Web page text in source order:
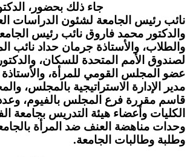
جاء ذلك بحضور، الدكتور
نائب رئيس الجامعة لشئون الدراسات
والدكتور محمد فاروق نائب رئيس
والطلاب، والأستاذة جرمان حداد نائب
لصندوق الأمم المتحدة للسكان،
عضو المجلس القومي للمرأة،
مدير الإدارة الاستراتيجية بالمجلس،
قاسم مقررة فرع المجلس بالفيوم،
الكليات وأعضاء هيئة التدريس بجامعة
وحدات مناهضة العنف ضد المرأة
وطلبة وطالبات الجامعة.